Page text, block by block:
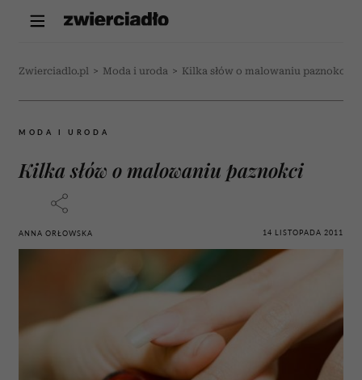
Zwierciadlo.pl > Moda i uroda > Kilka słów o malowaniu paznokci
MODA I URODA
Kilka słów o malowaniu paznokci
ANNA ORŁOWSKA 14 LISTOPADA 2011